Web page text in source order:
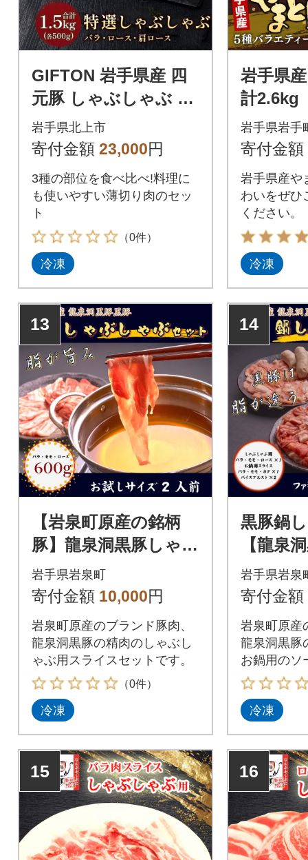
GIFTON 岩手県産 四
元豚 しゃぶしゃぶ 肉
計1.5kg
岩手県北上市
寄付金額 23,000円
3種の部位を食べ比べ!料理に
も使いやすい薄切り肉のセッ
ト
（0件）
冷凍
岩手県
計2.6kg
岩手県岩手
寄付金額
岩手県産や
わいをぜひ
ください。
冷凍
13
【岩泉町原産の銘柄
豚】龍泉洞黒豚しゃぶ
しゃぶセット バ
ラ・モモ・ロース
岩手県岩泉町
寄付金額 10,000円
岩泉町原産のブランド豚肉、
龍泉洞黒豚の精肉のしゃぶし
ゃぶ用スライスセットです。
（0件）
冷凍
14
黒豚鍋
【龍泉
町原産
岩手県岩泉
寄付金額
岩泉町原産
龍泉洞黒豚
お鍋用のソ
のセットで
冷凍
15 16